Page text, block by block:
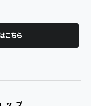
こちら